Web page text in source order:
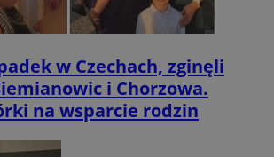
w Czechach, zginęli
i Chorzowa.
na wsparcie rodzin